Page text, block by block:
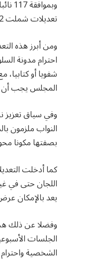
تعديلات شملت 22 مادة بالنظام الداخلي للمجلس.
ومن أبرز هذه
احترام مدونة
شفويا أو
المجلس يجب أن
وفي سياق تعزيز
النواب ملزمون
بصفتها مكونا
كما أدخلت
اللجان حتى في
يعد بالإمكان
وفضلا عن ذلك
الجلسات
الشخصية